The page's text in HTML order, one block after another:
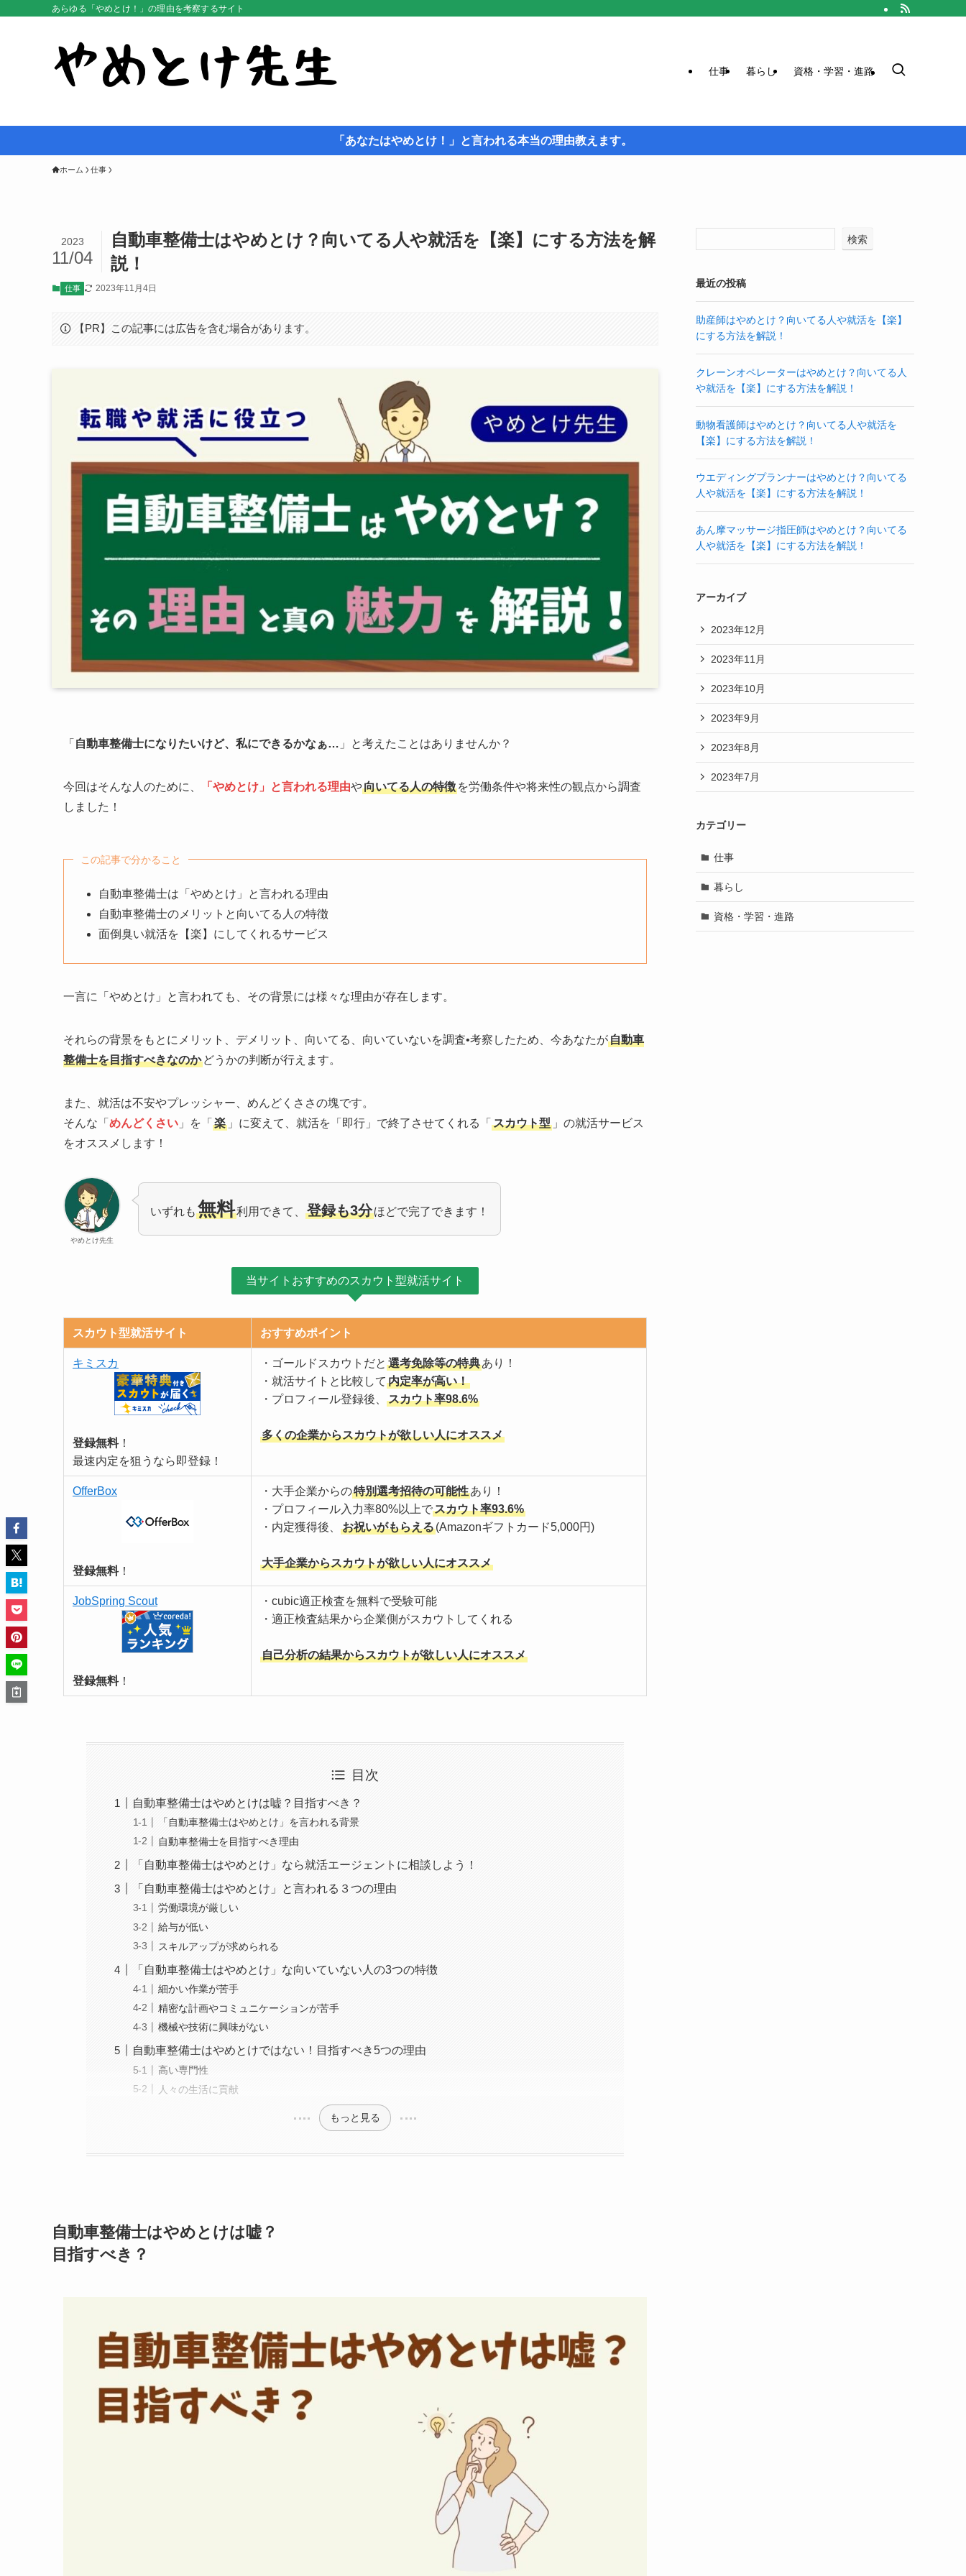
あらゆる「やめとけ！」の理由を考察するサイト
仕事 暮らし 資格・学習・進路
「あなたはやめとけ！」と言われる本当の理由教えます。
ホーム 仕事
自動車整備士はやめとけ？向いてる人や就活を【楽】にする方法を解
説！
2023
11/04
仕事 2023年11月4日
【PR】この記事には広告を含む場合があります。
「 自動車整備士になりたいけど、私にできるかなぁ… 」と考えたことはありませんか？
今回はそんな人のために、 「やめとけ」と言われる理由や向いてる人の特徴 を労働条件や将来性の観点から調査
しました！
この記事で分かること
自動車整備士は「やめとけ」と言われる理由
自動車整備士のメリットと向いてる人の特徴
面倒臭い就活を【楽】にしてくれるサービス
一言に「やめとけ」と言われても、その背景には様々な理由が存在します。
それらの背景をもとにメリット、デメリット、向いてる、向いていないを調査•考察したため、今あなたが自動車
整備士を目指すべきなのか どうかの判断が行えます。
また、就活は不安やプレッシャー、めんどくささの塊です。
そんな「 めんどくさい 」を「 楽 」に変えて、就活を「即行」で終了させてくれる「 スカウト型 」の就活サービス
をオススメします！
やめとけ先生
いずれも 無料利用できて、 登録も3分ほどで完了できます！
当サイトおすすめのスカウト型就活サイト
スカウト型就活サイト おすすめポイント
キミスカ
登録無料！
最速内定を狙うなら即登録！
・ゴールドスカウトだと 選考免除等の特典あり！
・就活サイトと比較して 内定率が高い！
・プロフィール登録後、
スカウト率98.6%
多くの企業からスカウトが欲しい人にオススメ
OfferBox
登録無料！
・大手企業からの特別選考招待の可能性あり！
・プロフィール入力率80%以上でスカウト率93.6%
・内定獲得後、
お祝いがもらえる(Amazonギフトカード5,000円)
大手企業からスカウトが欲しい人にオススメ
JobSpring Scout
登録無料！
・cubic適正検査を無料で受験可能
・適正検査結果から企業側がスカウトしてくれる
自己分析の結果からスカウトが欲しい人にオススメ
目次
自動車整備士はやめとけは嘘？目指すべき？
「自動車整備士はやめとけ」を言われる背景
自動車整備士を目指すべき理由
「自動車整備士はやめとけ」なら就活エージェントに相談しよう！
「自動車整備士はやめとけ」と言われる３つの理由
労働環境が厳しい
給与が低い
スキルアップが求められる
「自動車整備士はやめとけ」な向いていない人の3つの特徴
細かい作業が苦手
精密な計画やコミュニケーションが苦手
機械や技術に興味がない
自動車整備士はやめとけではない！目指すべき5つの理由
高い専門性
人々の生活に貢献
もっと見る
自動車整備士はやめとけは嘘？
目指すべき？
検索
最近の投稿
助産師はやめとけ？向いてる人や就活を【楽】
にする方法を解説！
クレーンオペレーターはやめとけ？向いてる人
や就活を【楽】にする方法を解説！
動物看護師はやめとけ？向いてる人や就活を
【楽】にする方法を解説！
ウエディングプランナーはやめとけ？向いてる
人や就活を【楽】にする方法を解説！
あん摩マッサージ指圧師はやめとけ？向いてる
人や就活を【楽】にする方法を解説！
アーカイブ
2023年12月
2023年11月
2023年10月
2023年9月
2023年8月
2023年7月
カテゴリー
仕事
暮らし
資格・学習・進路